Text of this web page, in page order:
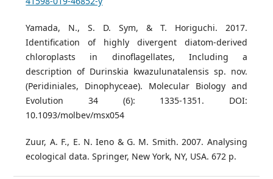
Yamada, N., S. D. Sym, & T. Horiguchi. 2017.
Identification of highly divergent diatom-derived
chloroplasts in dinoflagellates, Including a
description of Durinskia kwazulunatalensis sp. nov.
(Peridiniales, Dinophyceae). Molecular Biology and
Evolution 34 (6): 1335-1351. DOI:
10.1093/molbev/msx054
Zuur, A. F., E. N. Ieno & G. M. Smith. 2007. Analysing
ecological data. Springer, New York, NY, USA. 672 p.